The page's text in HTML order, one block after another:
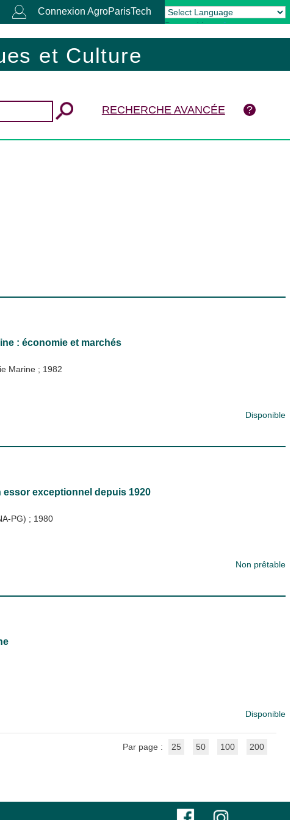
Connexion AgroParisTech
Powered by Translate
et Culture
RECHERCHE AVANCÉE
: économie et marchés
Marine ; 1982
Disponible
exceptionnel depuis 1920
PG) ; 1980
Non prêtable
Disponible
Par page : 25 50 100 200